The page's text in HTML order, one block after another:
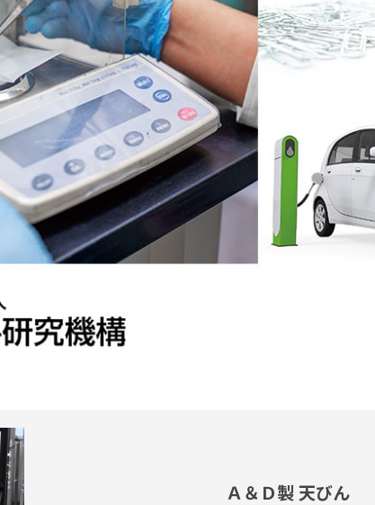
Ａ＆Ｄ製 天びん